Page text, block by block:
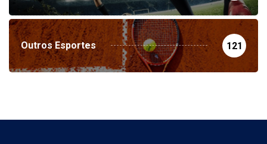
Outros Esportes 121